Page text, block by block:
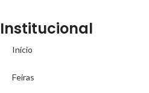
Institucional
Início
Feiras